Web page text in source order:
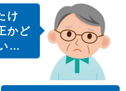
け
かど
…